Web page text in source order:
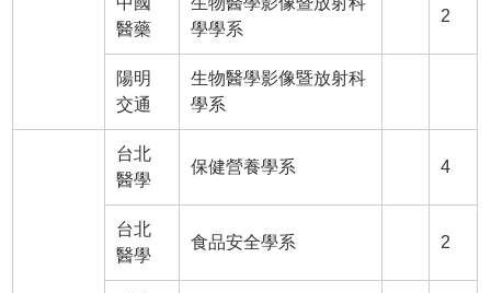
醫藥
學學系
2
陽明
交通
生物醫學影像暨放射科
學系
台北
醫學
保健營養學系 4
台北
醫學
食品安全學系 2